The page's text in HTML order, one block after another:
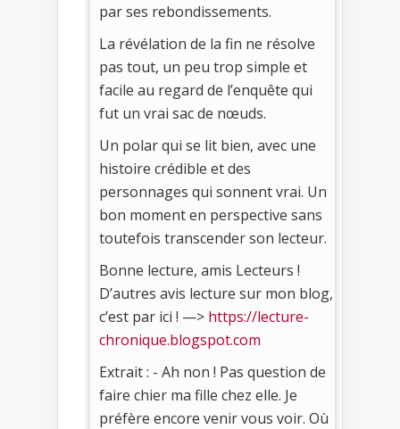
par ses rebondissements.
La révélation de la fin ne résolve
pas tout, un peu trop simple et
facile au regard de l’enquête qui
fut un vrai sac de nœuds.
Un polar qui se lit bien, avec une
histoire crédible et des
personnages qui sonnent vrai. Un
bon moment en perspective sans
toutefois transcender son lecteur.
Bonne lecture, amis Lecteurs !
D’autres avis lecture sur mon blog,
c’est par ici ! —> https://lecture-
chronique.blogspot.com
Extrait : - Ah non ! Pas question de
faire chier ma fille chez elle. Je
préfère encore venir vous voir. Où